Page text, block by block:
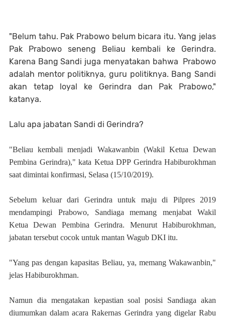
"Belum tahu. Pak Prabowo belum bicara itu. Yang jelas
Pak Prabowo seneng Beliau kembali ke Gerindra.
Karena Bang Sandi juga menyatakan bahwa Prabowo
adalah mentor politiknya, guru politiknya. Bang Sandi
akan tetap loyal ke Gerindra dan Pak Prabowo,"
katanya.
Lalu apa jabatan Sandi di Gerindra?
"Beliau kembali menjadi Wakawanbin (Wakil Ketua Dewan
Pembina Gerindra)," kata Ketua DPP Gerindra Habiburokhman
saat dimintai konfirmasi, Selasa (15/10/2019).
Sebelum keluar dari Gerindra untuk maju di Pilpres 2019
mendampingi Prabowo, Sandiaga memang menjabat Wakil
Ketua Dewan Pembina Gerindra. Menurut Habiburokhman,
jabatan tersebut cocok untuk mantan Wagub DKI itu.
"Yang pas dengan kapasitas Beliau, ya, memang Wakawanbin,"
jelas Habiburokhman.
Namun dia mengatakan kepastian soal posisi Sandiaga akan
diumumkan dalam acara Rakernas Gerindra yang digelar Rabu